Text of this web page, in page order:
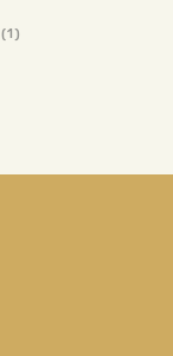
(1)